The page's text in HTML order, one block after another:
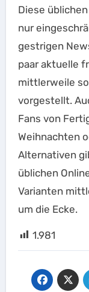
Diese
nur
gestrigen
paar aktuelle
mittlerweile
vorgestellt.
Fans von
Weihnachten
Alternativen
üblichen
Varianten
um die Ecke.
1.981